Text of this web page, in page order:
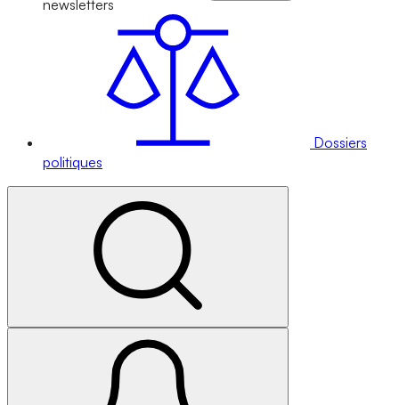
newsletters
Dossiers
politiques